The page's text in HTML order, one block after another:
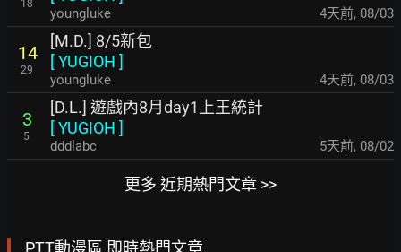
18
youngluke 4天前, 08/03
14
29
[M.D.] 8/5新包
[YUGIOH ]
youngluke 4天前, 08/03
3
5
[D.L.] 遊戲內8月day1上王統計
[YUGIOH ]
dddlabc 5天前, 08/02
更多 近期熱門文章 >>
PTT動漫區 即時熱門文章